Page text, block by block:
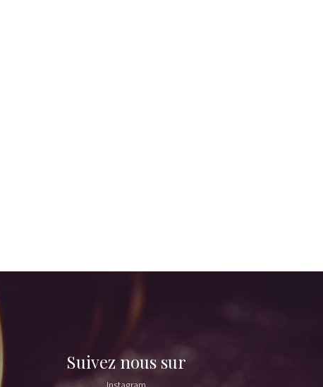
Suivez nous sur